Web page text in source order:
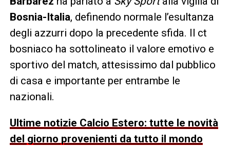
Bosnia-Italia, definendo normale l’esultanza
degli azzurri dopo la precedente sfida. Il ct
bosniaco ha sottolineato il valore emotivo e
sportivo del match, attesissimo dal pubblico
di casa e importante per entrambe le
nazionali.
Ultime notizie Calcio Estero: tutte le novità
del giorno provenienti da tutto il mondo